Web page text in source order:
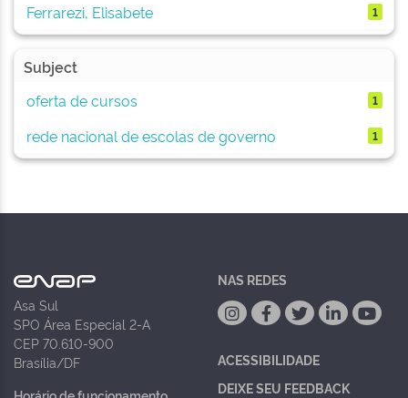
Ferrarezi, Elisabete
1
Subject
oferta de cursos
1
rede nacional de escolas de governo 1
Asa Sul
SPO Área Especial 2-A
CEP 70.610-900
Brasília/DF
NAS REDES
ACESSIBILIDADE
DEIXE SEU FEEDBACK